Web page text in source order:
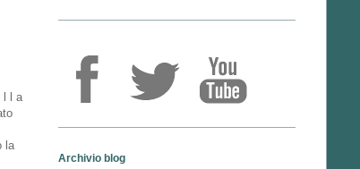
l l a
la
Archivio blog